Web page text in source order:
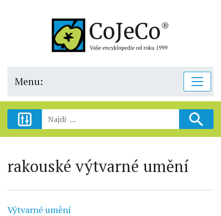
Menu:
rakouské výtvarné umění
Výtvarné umění